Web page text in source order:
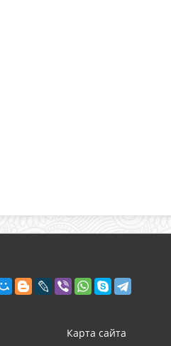
Карта сайта